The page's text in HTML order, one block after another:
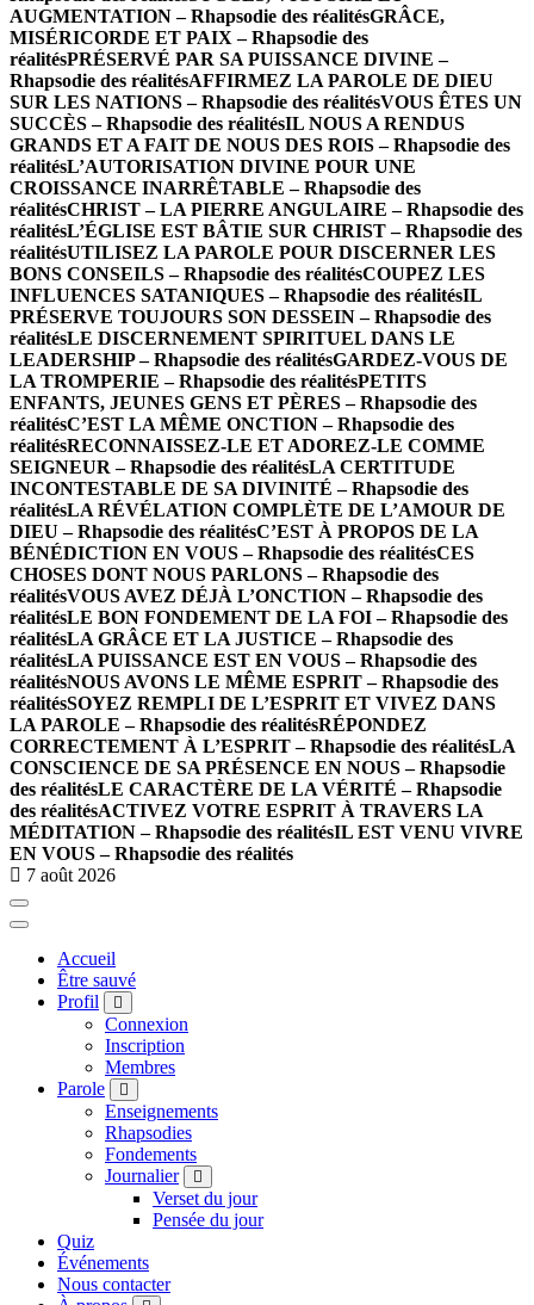
AUGMENTATION – Rhapsodie des réalitésGRÂCE,
MISÉRICORDE ET PAIX – Rhapsodie des
réalitésPRÉSERVÉ PAR SA PUISSANCE DIVINE –
Rhapsodie des réalitésAFFIRMEZ LA PAROLE DE DIEU
SUR LES NATIONS – Rhapsodie des réalitésVOUS ÊTES UN
SUCCÈS – Rhapsodie des réalitésIL NOUS A RENDUS
GRANDS ET A FAIT DE NOUS DES ROIS – Rhapsodie des
réalitésL’AUTORISATION DIVINE POUR UNE
CROISSANCE INARRÊTABLE – Rhapsodie des
réalitésCHRIST – LA PIERRE ANGULAIRE – Rhapsodie des
réalitésL’ÉGLISE EST BÂTIE SUR CHRIST – Rhapsodie des
réalitésUTILISEZ LA PAROLE POUR DISCERNER LES
BONS CONSEILS – Rhapsodie des réalitésCOUPEZ LES
INFLUENCES SATANIQUES – Rhapsodie des réalitésIL
PRÉSERVE TOUJOURS SON DESSEIN – Rhapsodie des
réalitésLE DISCERNEMENT SPIRITUEL DANS LE
LEADERSHIP – Rhapsodie des réalitésGARDEZ-VOUS DE
LA TROMPERIE – Rhapsodie des réalitésPETITS
ENFANTS, JEUNES GENS ET PÈRES – Rhapsodie des
réalitésC’EST LA MÊME ONCTION – Rhapsodie des
réalitésRECONNAISSEZ-LE ET ADOREZ-LE COMME
SEIGNEUR – Rhapsodie des réalitésLA CERTITUDE
INCONTESTABLE DE SA DIVINITÉ – Rhapsodie des
réalitésLA RÉVÉLATION COMPLÈTE DE L’AMOUR DE
DIEU – Rhapsodie des réalitésC’EST À PROPOS DE LA
BÉNÉDICTION EN VOUS – Rhapsodie des réalitésCES
CHOSES DONT NOUS PARLONS – Rhapsodie des
réalitésVOUS AVEZ DÉJÀ L’ONCTION – Rhapsodie des
réalitésLE BON FONDEMENT DE LA FOI – Rhapsodie des
réalitésLA GRÂCE ET LA JUSTICE – Rhapsodie des
réalitésLA PUISSANCE EST EN VOUS – Rhapsodie des
réalitésNOUS AVONS LE MÊME ESPRIT – Rhapsodie des
réalitésSOYEZ REMPLI DE L’ESPRIT ET VIVEZ DANS
LA PAROLE – Rhapsodie des réalitésRÉPONDEZ
CORRECTEMENT À L’ESPRIT – Rhapsodie des réalitésLA
CONSCIENCE DE SA PRÉSENCE EN NOUS – Rhapsodie
des réalitésLE CARACTÈRE DE LA VÉRITÉ – Rhapsodie
des réalitésACTIVEZ VOTRE ESPRIT À TRAVERS LA
MÉDITATION – Rhapsodie des réalitésIL EST VENU VIVRE
EN VOUS – Rhapsodie des réalités
7 août 2026
Accueil
Être sauvé
Profil
Connexion
Inscription
Membres
Parole
Enseignements
Rhapsodies
Fondements
Journalier
Verset du jour
Pensée du jour
Quiz
Événements
Nous contacter